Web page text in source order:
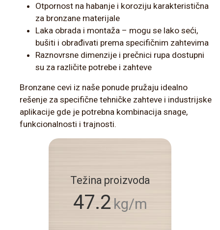
Otpornost na habanje i koroziju karakteristična
za bronzane materijale
Laka obrada i montaža – mogu se lako seći,
bušiti i obrađivati prema specifičnim zahtevima
Raznovrsne dimenzije i prečnici rupa dostupni
su za različite potrebe i zahteve
Bronzane cevi iz naše ponude pružaju idealno
rešenje za specifične tehničke zahteve i industrijske
aplikacije gde je potrebna kombinacija snage,
funkcionalnosti i trajnosti.
Težina proizvoda
47.2 kg/m